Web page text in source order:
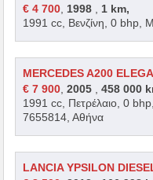
€ 4 700 1998
1 km,
1991 cc, Βενζίνη, 0 bhp,
MERCEDES A200
€ 7 900 ,2005 ,458 000
1991 cc, Πετρέλαιο, 0
7655814, Αθήνα
LANCIA YPSILON